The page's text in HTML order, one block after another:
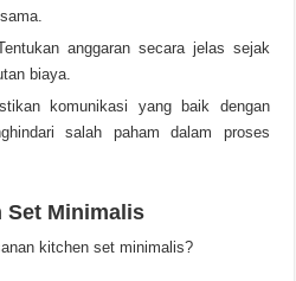
anggaran secara jelas sejak
biaya.
komunikasi yang baik dengan
salah paham dalam proses
Set Minimalis
kitchen set minimalis?